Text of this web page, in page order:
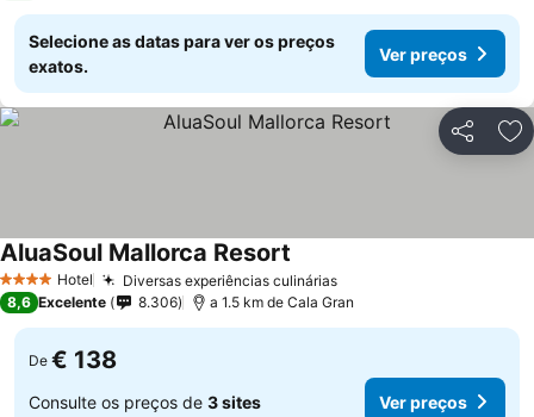
Selecione as datas para ver os preços
exatos.
Ver preços
Partilhar
4 EstrelasHotel Diversas experiências culináriasVer preços
AluaSoul Mallorca Resort
8,6 Excelente 8.306 a 1.5 km de Cala Gran
De € 138
Consulte os preços de 3 sites Ver preços